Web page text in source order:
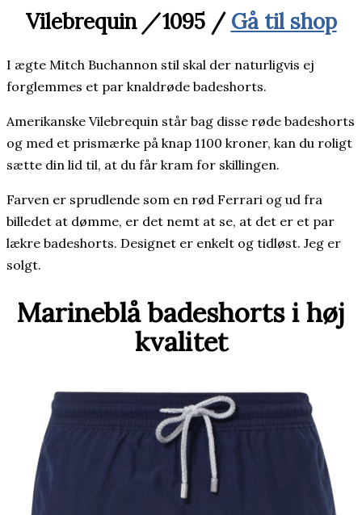
Vilebrequin /1095 / Gå til shop
I ægte Mitch Buchannon stil skal der naturligvis ej
forglemmes et par knaldrøde badeshorts.
Amerikanske Vilebrequin står bag disse røde badeshorts
og med et prismærke på knap 1100 kroner, kan du roligt
sætte din lid til, at du får kram for skillingen.
Farven er sprudlende som en rød Ferrari og ud fra
billedet at dømme, er det nemt at se, at det er et par
lækre badeshorts. Designet er enkelt og tidløst. Jeg er
solgt.
Marineblå badeshorts i høj
kvalitet